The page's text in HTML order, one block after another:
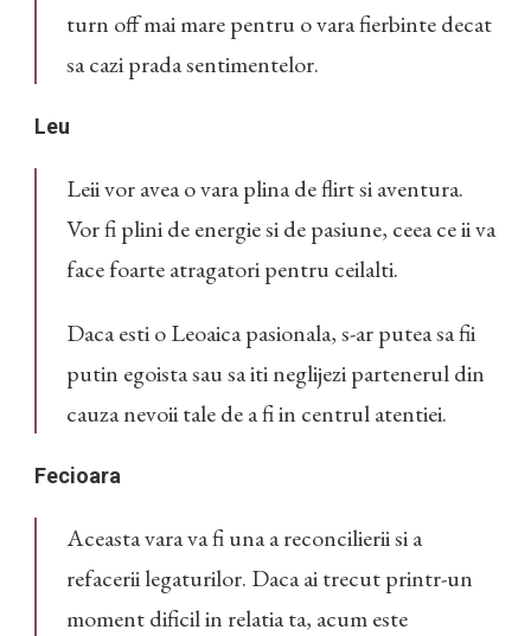
turn off mai mare pentru o vara fierbinte decat
sa cazi prada sentimentelor.
Leu
Leii vor avea o vara plina de flirt si aventura.
Vor fi plini de energie si de pasiune, ceea ce ii va
face foarte atragatori pentru ceilalti.
Daca esti o Leoaica pasionala, s-ar putea sa fii
putin egoista sau sa iti neglijezi partenerul din
cauza nevoii tale de a fi in centrul atentiei.
Fecioara
Aceasta vara va fi una a reconcilierii si a
refacerii legaturilor. Daca ai trecut printr-un
moment dificil in relatia ta, acum este